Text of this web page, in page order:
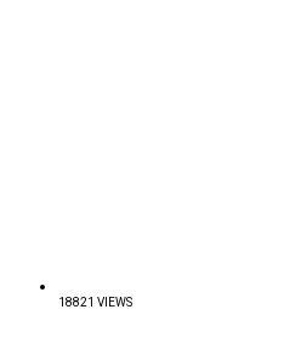
18821 VIEWS